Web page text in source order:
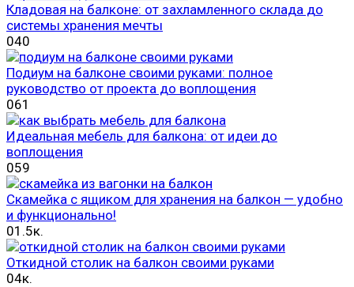
Кладовая на балконе: от захламленного склада до
системы хранения мечты
040
Подиум на балконе своими руками: полное
руководство от проекта до воплощения
061
Идеальная мебель для балкона: от идеи до
воплощения
059
Скамейка с ящиком для хранения на балкон — удобно
и функционально!
01.5к.
Откидной столик на балкон своими руками
04к.